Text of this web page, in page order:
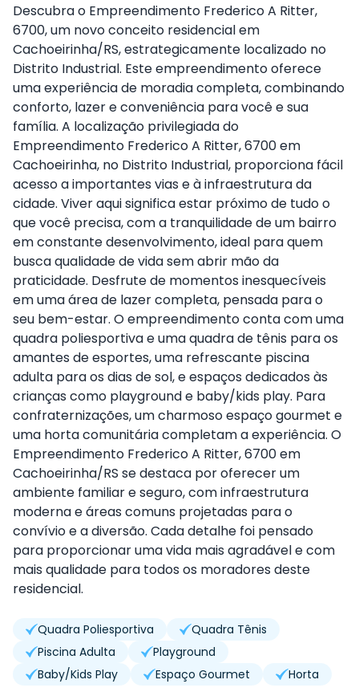
Descubra o Empreendimento Frederico A Ritter,
6700, um novo conceito residencial em
Cachoeirinha/RS, estrategicamente localizado no
Distrito Industrial. Este empreendimento oferece
uma experiência de moradia completa, combinando
conforto, lazer e conveniência para você e sua
família. A localização privilegiada do
Empreendimento Frederico A Ritter, 6700 em
Cachoeirinha, no Distrito Industrial, proporciona fácil
acesso a importantes vias e à infraestrutura da
cidade. Viver aqui significa estar próximo de tudo o
que você precisa, com a tranquilidade de um bairro
em constante desenvolvimento, ideal para quem
busca qualidade de vida sem abrir mão da
praticidade. Desfrute de momentos inesquecíveis
em uma área de lazer completa, pensada para o
seu bem-estar. O empreendimento conta com uma
quadra poliesportiva e uma quadra de tênis para os
amantes de esportes, uma refrescante piscina
adulta para os dias de sol, e espaços dedicados às
crianças como playground e baby/kids play. Para
confraternizações, um charmoso espaço gourmet e
uma horta comunitária completam a experiência. O
Empreendimento Frederico A Ritter, 6700 em
Cachoeirinha/RS se destaca por oferecer um
ambiente familiar e seguro, com infraestrutura
moderna e áreas comuns projetadas para o
convívio e a diversão. Cada detalhe foi pensado
para proporcionar uma vida mais agradável e com
mais qualidade para todos os moradores deste
residencial.
Quadra Poliesportiva
Quadra Tênis
Piscina Adulta
Playground
Baby/Kids Play
Espaço Gourmet Horta